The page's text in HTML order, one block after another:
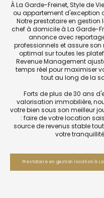
À La Garde-Freinet, Style de
ou appartement d'exception
Notre prestataire en
chef à domicile à La Garde-
annonce avec
professionnels et assure son
optimal sur toutes les
Revenue Management
temps réel pour maximiser
tout au long de la
Forts de plus de 30 ans
valorisation immobilière,
votre bien sous son meilleur
: faire de votre location
source de revenus stable
votre
Prestataire en gestion location à